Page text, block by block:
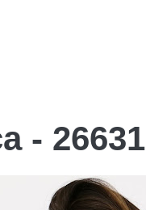
- 26631